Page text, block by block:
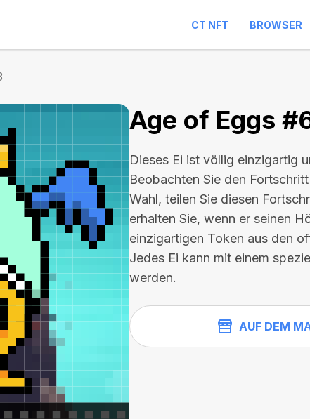
CT NFT BROWSER
Age of Eggs
Dieses Ei ist völlig einzigartig
Beobachten Sie den
Wahl, teilen Sie diesen
erhalten Sie, wenn er seinen
einzigartigen Token aus den
Jedes Ei kann mit einem
werden.
AUF DEM